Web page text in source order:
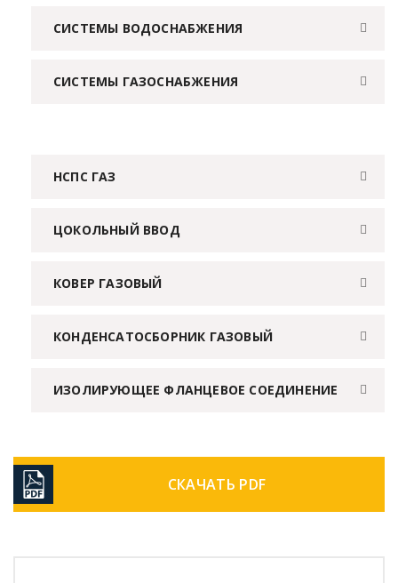
СИСТЕМЫ ВОДОСНАБЖЕНИЯ
СИСТЕМЫ ГАЗОСНАБЖЕНИЯ
НСПС ГАЗ
ЦОКОЛЬНЫЙ ВВОД
КОВЕР ГАЗОВЫЙ
КОНДЕНСАТОСБОРНИК ГАЗОВЫЙ
ИЗОЛИРУЮЩЕЕ ФЛАНЦЕВОЕ СОЕДИНЕНИЕ
СКАЧАТЬ PDF